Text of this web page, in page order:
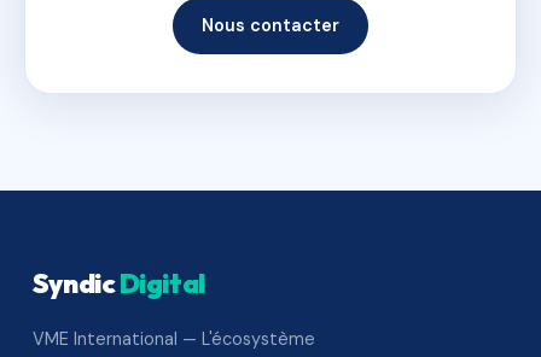
Nous contacter
SyndicDigital
VME International — L'écosystème